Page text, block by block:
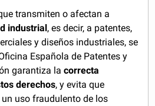
transmiten o afectan a
industrial, es decir, a patentes,
y diseños industriales, se
Española de Patentes y
garantiza lacorrecta
derechos, y evita que
uso fraudulento de los